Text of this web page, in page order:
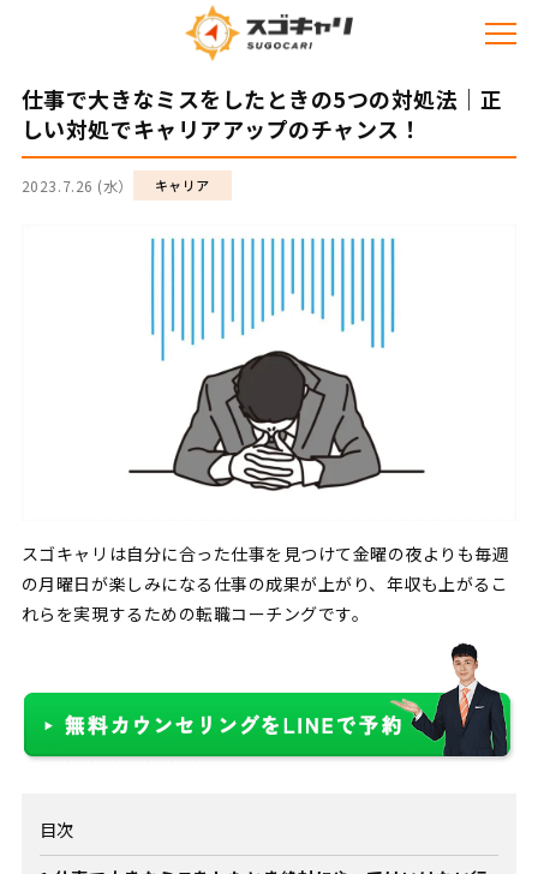
仕事で大きなミスをしたときの5つの対処法｜正
しい対処でキャリアアップのチャンス！
2023.7.26 (水） キャリア
スゴキャリは自分に合った仕事を見つけて金曜の夜よりも毎週
の月曜日が楽しみになる仕事の成果が上がり、年収も上がるこ
れらを実現するための転職コーチングです。
目次